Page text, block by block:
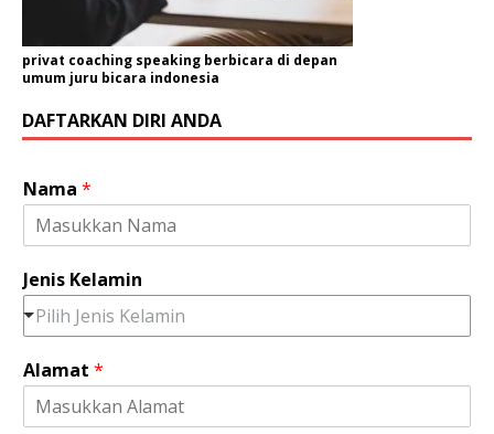
privat coaching speaking berbicara di depan
umum juru bicara indonesia
DAFTARKAN DIRI ANDA
P
e
u
a
h
a
n
O
Nama *
Jenis Kelamin
Pilih Jenis Kelamin
Alamat *